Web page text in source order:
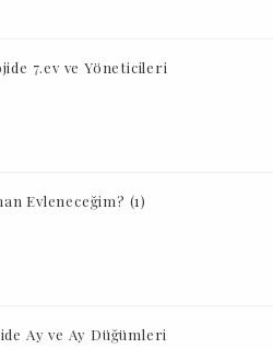
7.ev ve Yöneticileri
Evleneceğim? (1)
Ay ve Ay Düğümleri